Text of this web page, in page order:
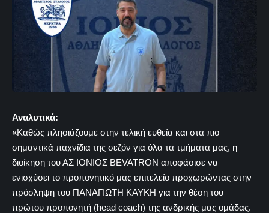
Αναλυτικά:
«Καθώς πλησιάζουμε στην τελική ευθεία και στα πιο
σημαντικά παχνίδια της σεζόν για όλα τα τμήματα μας, η
διοίκηση του ΑΣ ΙΟΝΙΟΣ BEVATRON αποφάσισε να
ενισχύσει το προπονητικό μας επιτελείο προχωρώντας στην
πρόσληψη του ΠΑΝΑΓΙΩΤΗ ΚΑΥΚΗ για την θέση του
πρώτου προπονητή (head coach) της ανδρικής μας ομάδας.